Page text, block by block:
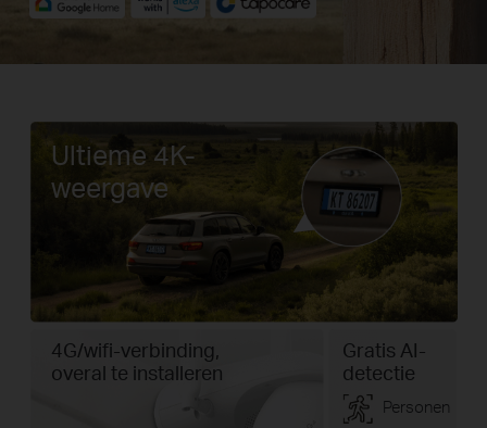
Ultieme 4K-
weergave
4G/wifi-verbinding,
overal te installeren
Gratis AI-
detectie
Personen